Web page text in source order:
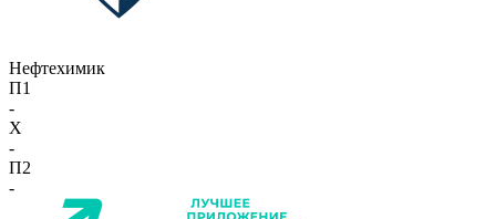
Нефтехимик
П1
-
X
-
П2
-